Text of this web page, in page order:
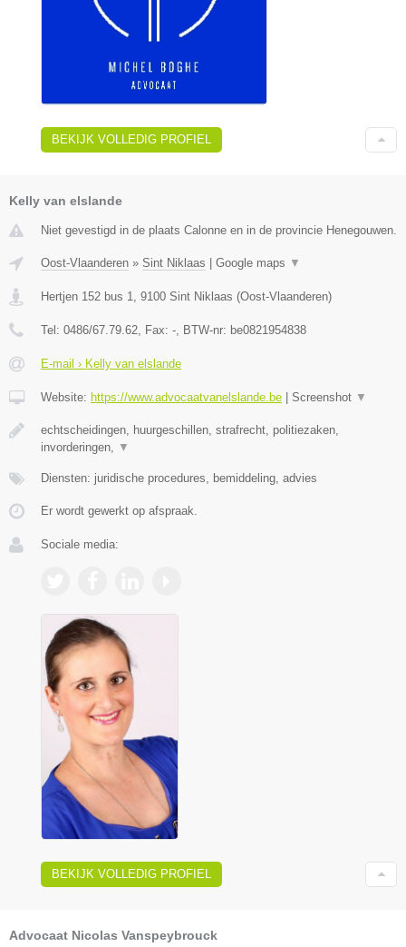
BEKIJK VOLLEDIG PROFIEL
Kelly van elslande
Niet gevestigd in de plaats Calonne en in de provincie Henegouwen.
Oost-Vlaanderen » Sint Niklaas Google maps ▼
Hertjen 152 bus 1, 9100 Sint Niklaas (Oost-Vlaanderen)
Tel: 0486/67.79.62, Fax: -, BTW-nr: be0821954838
E-mail › Kelly van elslande
Website: https://www.advocaatvanelslande.be Screenshot ▼
echtscheidingen, huurgeschillen, strafrecht, politiezaken,
invorderingen, ▼
Diensten: juridische procedures, bemiddeling, advies
Er wordt gewerkt op afspraak.
Sociale media:
BEKIJK VOLLEDIG PROFIEL
Advocaat Nicolas Vanspeybrouck